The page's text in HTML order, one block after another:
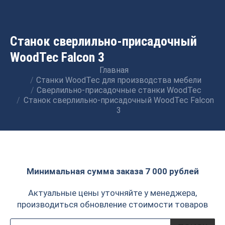
Станок сверлильно-присадочный
WoodTec Falcon 3
Главная
Станки WoodTec для производства мебели
Сверлильно-присадочные станки WoodTec
Станок сверлильно-присадочный WoodTec Falcon
3
Минимальная сумма заказа 7 000 рублей
Актуальные цены уточняйте у менеджера,
производиться обновление стоимости товаров
Поиск